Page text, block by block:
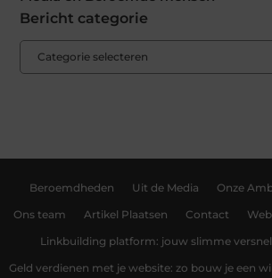
Bericht categorie
Beroemdheden Uit de Media Onze
Ons team Artikel Plaatsen Contact
Linkbuilding platform: jouw slimme
Geld verdienen met je website: zo bouw je een